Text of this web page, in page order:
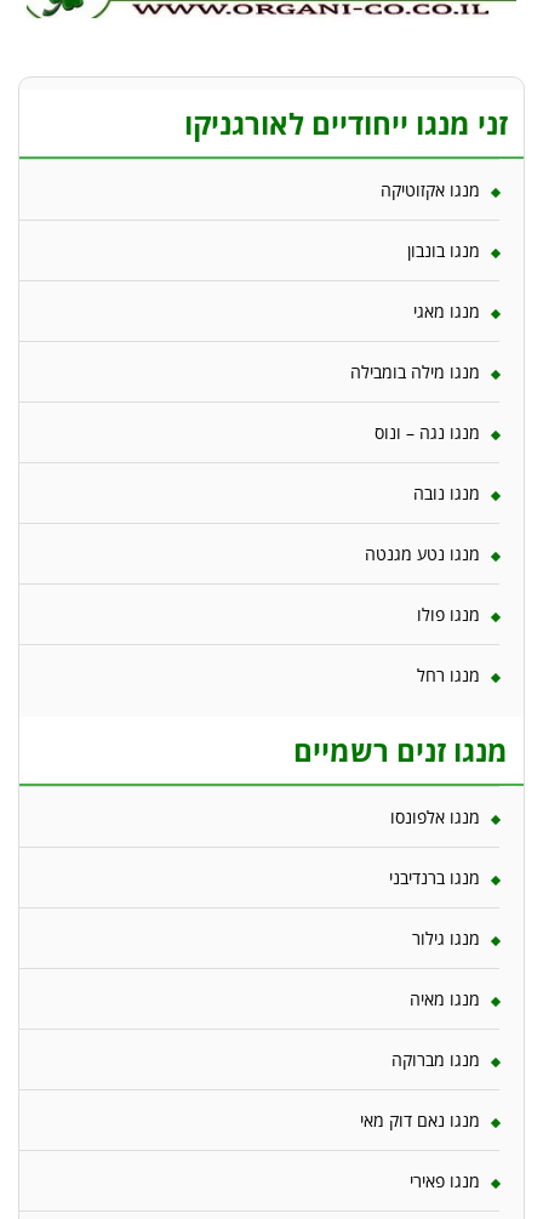
זני מנגו ייחודיים לאורגניקו
מנגו אקזוטיקה
מנגו בונבון
מנגו מאגי
מנגו מילה בומבילה
מנגו נגה – ונוס
מנגו נובה
מנגו נטע מגנטה
מנגו פולו
מנגו רחל
מנגו זנים רשמיים
מנגו אלפונסו
מנגו ברנדיבני
מנגו גילור
מנגו מאיה
מנגו מברוקה
מנגו נאם דוק מאי
מנגו פאירי